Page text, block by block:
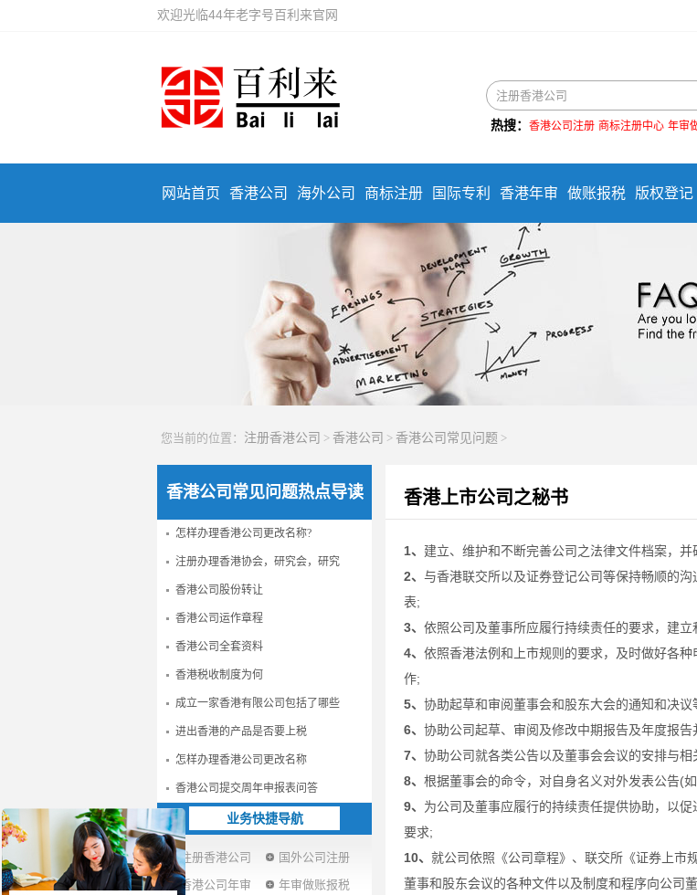
欢迎光临44年老字号百利来官网
热搜： 香港公司注册 商标注册中心 年审
网站首页 香港公司 海外公司 商标注册 国际专利 香港年审 做账报税 版权登记
您当前的位置： 注册香港公司 > 香港公司 > 香港公司常见问题 >
香港公司常见问题热点导读
怎样办理香港公司更改名称?
注册办理香港协会，研究会，研究
香港公司股份转让
香港公司运作章程
香港公司全套资料
香港税收制度为何
成立一家香港有限公司包括了哪些
进出香港的产品是否要上税
怎样办理香港公司更改名称
香港公司提交周年申报表问答
业务快捷导航
注册香港公司
国外公司注册
香港公司年审
年审做账报税
香港上市公司之秘书
1、 建立、维护和不断完善公司之法律文件档案，
2、 与香港联交所以及证券登记公司等保持畅顺的
表;
3、 依照公司及董事所应履行持续责任的要求，建
4、 依照香港法例和上市规则的要求，及时做好各
作;
5、 协助起草和审阅董事会和股东大会的通知和决
6、 协助公司起草、审阅及修改中期报告及年度报
7、 协助公司就各类公告以及董事会会议的安排与
8、 根据董事会的命令，对自身名义对外发表公告(
9、 为公司及董事应履行的持续责任提供协助，以
要求;
10、 就公司依照《公司章程》、联交所《证券上市
董事和股东会议的各种文件以及制度和程序向公司